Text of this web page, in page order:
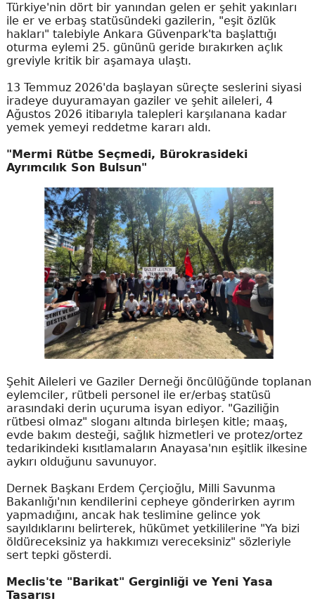
Türkiye'nin dört bir yanından gelen er şehit yakınları
ile er ve erbaş statüsündeki gazilerin, "eşit özlük
hakları" talebiyle Ankara Güvenpark'ta başlattığı
oturma eylemi 25. gününü geride bırakırken açlık
greviyle kritik bir aşamaya ulaştı.
13 Temmuz 2026'da başlayan süreçte seslerini siyasi
iradeye duyuramayan gaziler ve şehit aileleri, 4
Ağustos 2026 itibarıyla talepleri karşılanana kadar
yemek yemeyi reddetme kararı aldı.
"Mermi Rütbe Seçmedi, Bürokrasideki
Ayrımcılık Son Bulsun"
Şehit Aileleri ve Gaziler Derneği öncülüğünde toplanan
eylemciler, rütbeli personel ile er/erbaş statüsü
arasındaki derin uçuruma isyan ediyor. "Gaziliğin
rütbesi olmaz" sloganı altında birleşen kitle; maaş,
evde bakım desteği, sağlık hizmetleri ve protez/ortez
tedarikindeki kısıtlamaların Anayasa'nın eşitlik ilkesine
aykırı olduğunu savunuyor.
Dernek Başkanı Erdem Çerçioğlu, Milli Savunma
Bakanlığı'nın kendilerini cepheye gönderirken ayrım
yapmadığını, ancak hak teslimine gelince yok
sayıldıklarını belirterek, hükümet yetkililerine "Ya bizi
öldüreceksiniz ya hakkımızı vereceksiniz" sözleriyle
sert tepki gösterdi.
Meclis'te "Barikat" Gerginliği ve Yeni Yasa
Tasarısı